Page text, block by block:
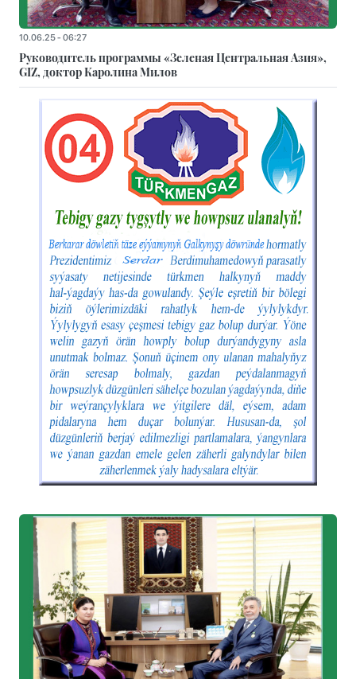
10.06.25 - 06:27
Руководитель программы «Зеленая Центральная Азия»,
GIZ, доктор Каролина Милов